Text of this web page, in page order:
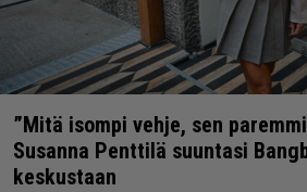
”Mitä isompi vehje, sen
Susanna Penttilä suuntasi
keskustaan